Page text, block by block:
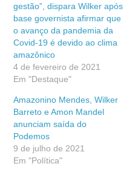
gestão”, dispara Wilker após
base governista afirmar que
o avanço da pandemia da
Covid-19 é devido ao clima
amazônico
4 de fevereiro de 2021
Em "Destaque"
Amazonino Mendes, Wilker
Barreto e Amon Mandel
anunciam saída do
Podemos
9 de julho de 2021
Em "Política"